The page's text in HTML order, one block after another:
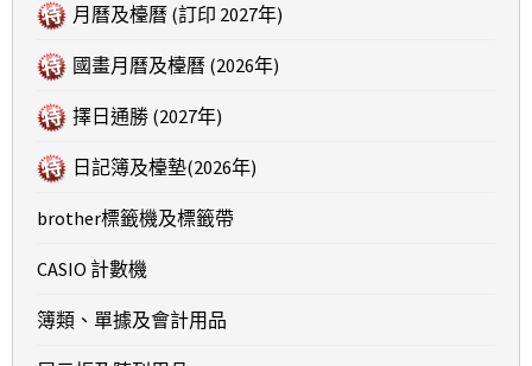
月曆及檯曆 (訂印 2027年)
國畫月曆及檯曆 (2026年)
擇日通勝 (2027年)
日記簿及檯墊(2026年)
brother標籤機及標籤帶
CASIO 計數機
簿類、單據及會計用品